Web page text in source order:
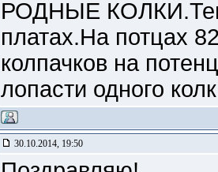
РОДНЫЕ
платах.На потцах
колпачков на
лопасти одного
30.10.2014, 19:50